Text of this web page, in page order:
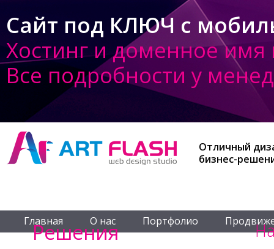
Сайт под КЛЮЧ с
Хостинг и доменное имя
Все подробности у
Отличный
бизнес-
Главная О нас Портфолио
Решения